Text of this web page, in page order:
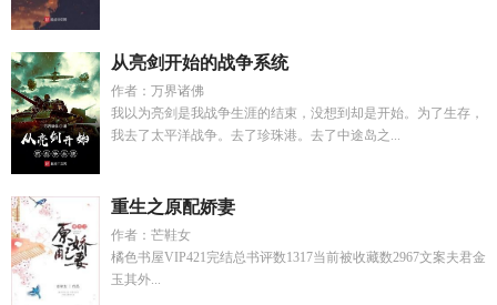
从亮剑开始的战争系统
作者：万界诸佛
我以为亮剑是我战争生涯的结束，没想到却是开始。为了生存，
我去了太平洋战争。去了珍珠港。去了中途岛之...
重生之原配娇妻
作者：芒鞋女
橘色书屋VIP421完结总书评数1317当前被收藏数2967文案夫君金
玉其外...